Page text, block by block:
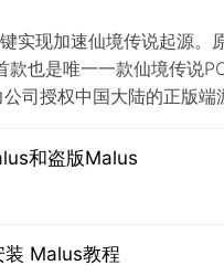
实现加速仙境传说起源。
款也是唯一一款仙境传说
司授权中国大陆的正版端
和盗版Malus
Malus教程